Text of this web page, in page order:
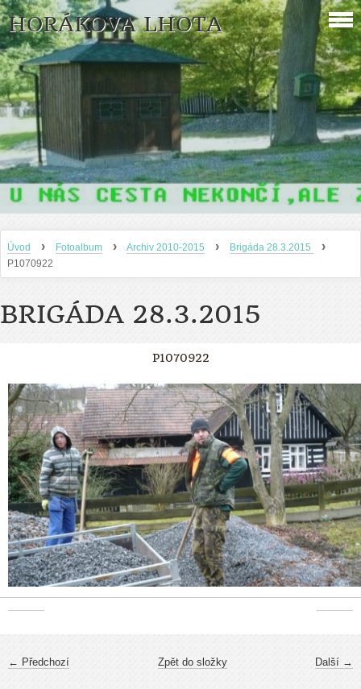
HORÁKOVA LHOTA
Úvod › Fotoalbum › Archiv 2010-2015 › Brigáda 28.3.2015 ›
P1070922
BRIGÁDA 28.3.2015
P1070922
← Předchozí Další →
Zpět do složky